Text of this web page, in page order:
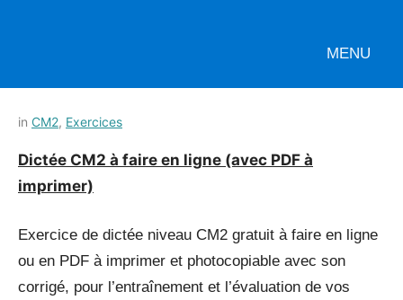
MENU
Posted
11
juillet
by
rapide
in CM2, Exercices
Dictée CM2 à faire en ligne (avec PDF à
imprimer)
Exercice de dictée niveau CM2 gratuit à faire en ligne
ou en PDF à imprimer et photocopiable avec son
corrigé, pour l’entraînement et l’évaluation de vos